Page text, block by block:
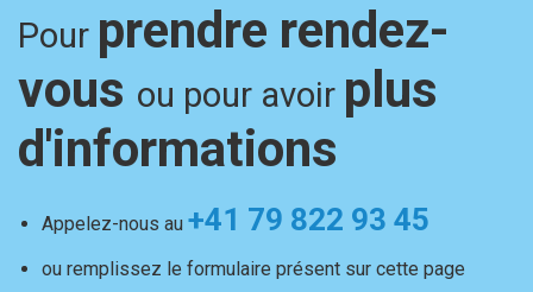
Pour prendre rendez-
vous ou pour avoir plus
d'informations
Appelez-nous au +41 79 822 93 45​
ou remplissez le formulaire présent sur cette page